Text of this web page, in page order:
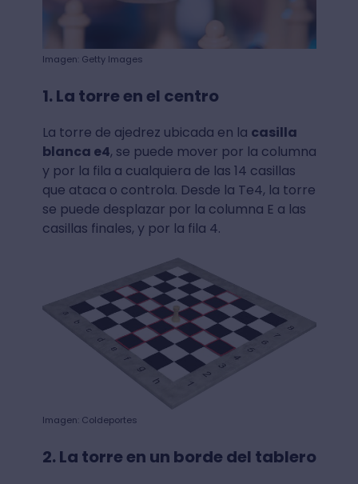
Imagen: Getty Images
1. La torre en el centro
La torre de ajedrez ubicada en la casilla
blanca e4, se puede mover por la columna
y por la fila a cualquiera de las 14 casillas
que ataca o controla. Desde la Te4, la torre
se puede desplazar por la columna E a las
casillas finales, y por la fila 4.
Imagen: Coldeportes
2. La torre en un borde del tablero